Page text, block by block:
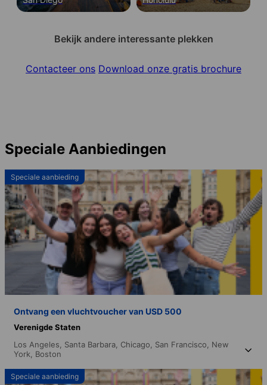
Bekijk andere interessante plekken
Contacteer ons Download onze gratis brochure
Speciale Aanbiedingen
Speciale aanbieding
Ontvang een vluchtvoucher van USD 500
Verenigde Staten
Los Angeles, Santa Barbara, Chicago, San Francisco, New
York, Boston
Speciale aanbieding